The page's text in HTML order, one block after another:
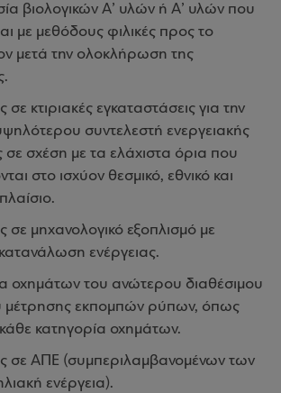
βιολογικών Α’ υλών ή Α’ υλών που
με μεθόδους φιλικές προς το
μετά την ολοκλήρωση της
σε κτιριακές εγκαταστάσεις για την
συντελεστή ενεργειακής
σχέση με τα ελάχιστα όρια που
στο ισχύον θεσμικό, εθνικό και
σε μηχανολογικό εξοπλισμό με
ενέργειας.
οχημάτων του ανώτερου διαθέσιμου
μέτρησης εκπομπών ρύπων, όπως
κάθε κατηγορία οχημάτων.
σε ΑΠΕ (συμπεριλαμβανομένων των
ενέργεια).